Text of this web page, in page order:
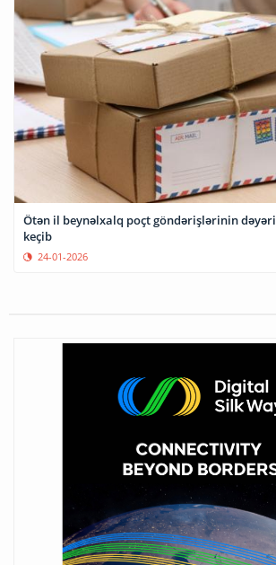
Ötən il beynəlxalq poçt göndərişlərinin
keçib
24-01-2026